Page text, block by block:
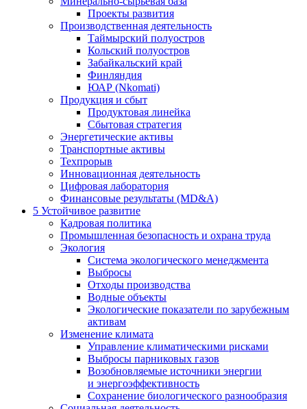
Проекты развития
Производственная деятельность
Таймырский полуостров
Кольский полуостров
Забайкальский край
Финляндия
ЮАР (Nkomati)
Продукция и сбыт
Продуктовая линейка
Сбытовая стратегия
Энергетические активы
Транспортные активы
Техпрорыв
Инновационная деятельность
Цифровая лаборатория
Финансовые результаты (MD&A)
5 Устойчивое развитие
Кадровая политика
Промышленная безопасность и охрана труда
Экология
Система экологического менеджмента
Выбросы
Отходы производства
Водные объекты
Экологические показатели по зарубежным
активам
Изменение климата
Управление климатическими рисками
Выбросы парниковых газов
Возобновляемые источники энергии
и энергоэффективность
Сохранение биологического разнообразия